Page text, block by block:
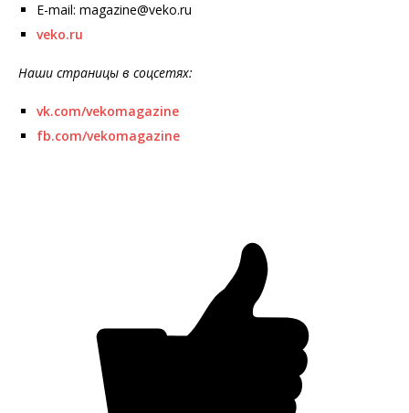
E-mail: magazine@veko.ru
veko.ru
Наши страницы в соцсетях:
vk.com/vekomagazine
fb.com/vekomagazine